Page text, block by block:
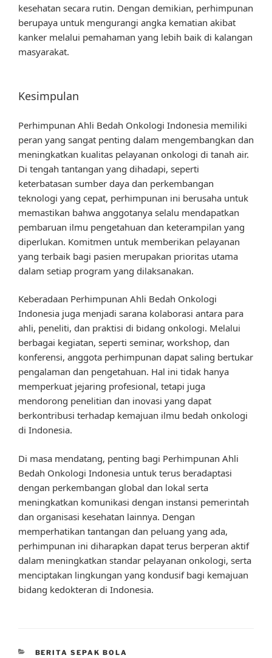
kesehatan secara rutin. Dengan demikian, perhimpunan
berupaya untuk mengurangi angka kematian akibat
kanker melalui pemahaman yang lebih baik di kalangan
masyarakat.
Kesimpulan
Perhimpunan Ahli Bedah Onkologi Indonesia memiliki
peran yang sangat penting dalam mengembangkan dan
meningkatkan kualitas pelayanan onkologi di tanah air.
Di tengah tantangan yang dihadapi, seperti
keterbatasan sumber daya dan perkembangan
teknologi yang cepat, perhimpunan ini berusaha untuk
memastikan bahwa anggotanya selalu mendapatkan
pembaruan ilmu pengetahuan dan keterampilan yang
diperlukan. Komitmen untuk memberikan pelayanan
yang terbaik bagi pasien merupakan prioritas utama
dalam setiap program yang dilaksanakan.
Keberadaan Perhimpunan Ahli Bedah Onkologi
Indonesia juga menjadi sarana kolaborasi antara para
ahli, peneliti, dan praktisi di bidang onkologi. Melalui
berbagai kegiatan, seperti seminar, workshop, dan
konferensi, anggota perhimpunan dapat saling bertukar
pengalaman dan pengetahuan. Hal ini tidak hanya
memperkuat jejaring profesional, tetapi juga
mendorong penelitian dan inovasi yang dapat
berkontribusi terhadap kemajuan ilmu bedah onkologi
di Indonesia.
Di masa mendatang, penting bagi Perhimpunan Ahli
Bedah Onkologi Indonesia untuk terus beradaptasi
dengan perkembangan global dan lokal serta
meningkatkan komunikasi dengan instansi pemerintah
dan organisasi kesehatan lainnya. Dengan
memperhatikan tantangan dan peluang yang ada,
perhimpunan ini diharapkan dapat terus berperan aktif
dalam meningkatkan standar pelayanan onkologi, serta
menciptakan lingkungan yang kondusif bagi kemajuan
bidang kedokteran di Indonesia.
CATEGORIES
BERITA SEPAK BOLA